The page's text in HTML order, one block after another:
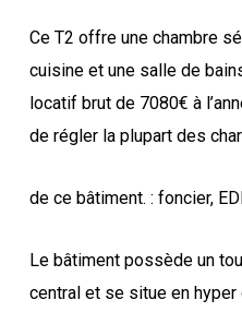
Ce T2 offre une chambre
cuisine et une salle de
locatif brut de 7080€ à
de régler la plupart des
de ce bâtiment. : foncier,
Le bâtiment possède un
central et se situe en